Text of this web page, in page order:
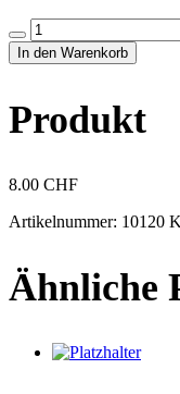
Produkt
Menge
In den Warenkorb
Produkt
8.00 CHF
Artikelnummer: 10120
Ähnliche